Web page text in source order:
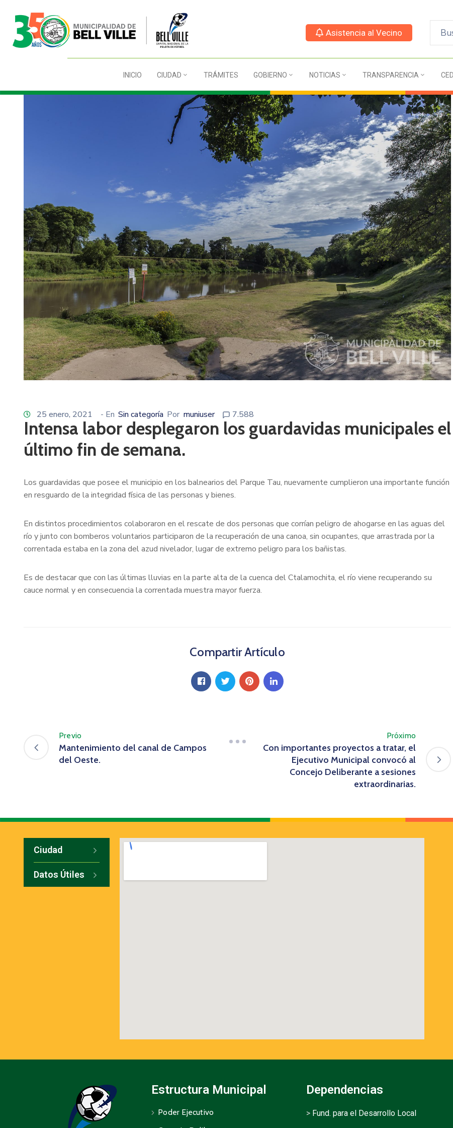
Asistencia al Vecino
INICIO CIUDAD TRÁMITES GOBIERNO NOTICIAS TRANSPARENCIA
25 enero, 2021 - En Sin categoría Por muniuser 7.588
Intensa labor desplegaron los guardavidas municipales el
último fin de semana.
Los guardavidas que posee el municipio en los balnearios del Parque Tau, nuevamente cumplieron una importante función
en resguardo de la integridad física de las personas y bienes.
En distintos procedimientos colaboraron en el rescate de dos personas que corrían peligro de ahogarse en las aguas del
río y junto con bomberos voluntarios participaron de la recuperación de una canoa, sin ocupantes, que arrastrada por la
correntada estaba en la zona del azud nivelador, lugar de extremo peligro para los bañistas.
Es de destacar que con las últimas lluvias en la parte alta de la cuenca del Ctalamochita, el río viene recuperando su
cauce normal y en consecuencia la correntada muestra mayor fuerza.
Compartir Artículo
Previo
Mantenimiento del canal de Campos
del Oeste.
Próximo
Con importantes proyectos a tratar, el
Ejecutivo Municipal convocó al
Concejo Deliberante a sesiones
extraordinarias.
Ciudad
Datos Útiles
Estructura Municipal
Poder Ejecutivo
Dependencias
> Fund. para el Desarrollo Local